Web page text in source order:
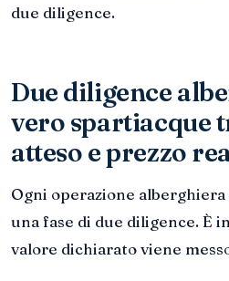
due diligence.
Due diligence
vero spartiacque
atteso e prezzo
Ogni operazione
una fase di due diligence. È
valore dichiarato viene